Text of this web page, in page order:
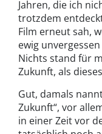
Jahren, die ich
trotzdem
Film erneut sah,
ewig
Nichts stand für
Zukunft, als
Gut, damals
Zukunft“, vor
in einer Zeit vor